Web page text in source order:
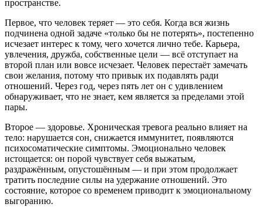
пространстве.
Первое, что человек теряет — это себя. Когда вся жизнь
подчинена одной задаче «только бы не потерять», постепенно
исчезает интерес к тому, чего хочется лично тебе. Карьера,
увлечения, дружба, собственные цели — всё отступает на
второй план или вовсе исчезает. Человек перестаёт замечать
свои желания, потому что привык их подавлять ради
отношений. Через год, через пять лет он с удивлением
обнаруживает, что не знает, кем является за пределами этой
пары.
Второе — здоровье. Хроническая тревога реально влияет на
тело: нарушается сон, снижается иммунитет, появляются
психосоматические симптомы. Эмоционально человек
истощается: он порой чувствует себя выжатым,
раздражённым, опустошённым — и при этом продолжает
тратить последние силы на удержание отношений. Это
состояние, которое со временем приводит к эмоциональному
выгоранию.